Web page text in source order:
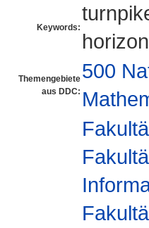
Keywords:
Themengebiete
aus DDC:
500